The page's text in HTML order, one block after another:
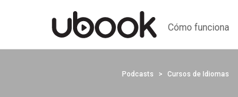
Cómo funciona
Podcasts Cursos de Idiomas